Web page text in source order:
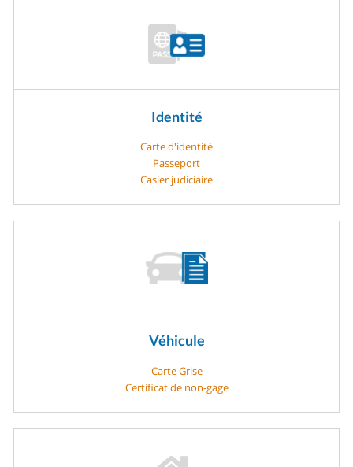
Identité
Carte d'identité
Passeport
Casier judiciaire
Véhicule
Carte Grise
Certificat de non-gage